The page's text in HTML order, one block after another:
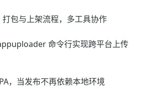
包与上架流程，多工具协作
命令行实现跨平台上传
，当发布不再依赖本地环境